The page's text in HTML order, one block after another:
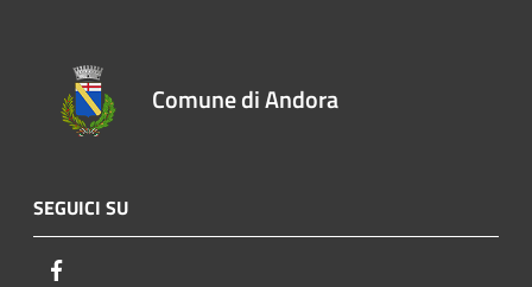
Comune di Andora
SEGUICI SU